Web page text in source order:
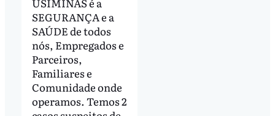
SEGURANÇA e a
SAÚDE de todos
nós, Empregados e
Parceiros,
Familiares e
Comunidade onde
operamos. Temos 2